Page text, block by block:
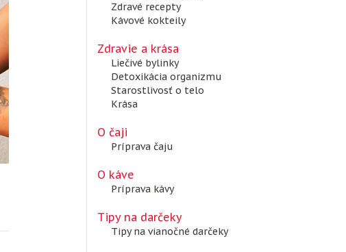
Zdravé recepty
Kávové kokteily
Zdravie a krása
Liečivé bylinky
Detoxikácia organizmu
Starostlivosť o telo
Krása
O čaji
Príprava čaju
O káve
Príprava kávy
Tipy na darčeky
Tipy na vianočné darčeky